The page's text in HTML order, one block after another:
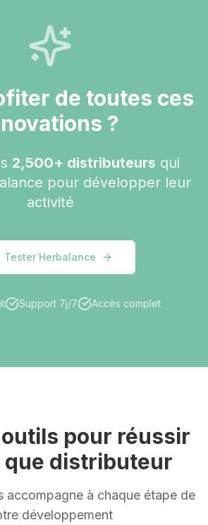
de toutes ces
?
2,500+ distributeurs qui
pour développer leur
activité
Tester Herbalance
Support 7j/7 Accès complet
pour réussir
que distributeur
accompagne à chaque étape de
développement